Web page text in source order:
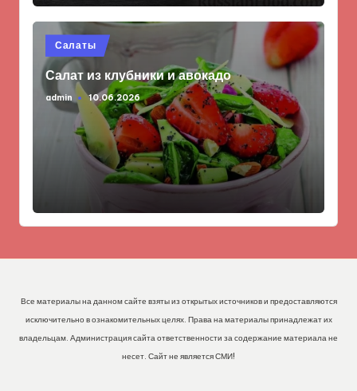
Опубликовано
в
Салаты
Салат из клубники и авокадо
Запись
admin 10.06.2026
Все материалы на данном сайте взяты из открытых источников и предоставляются
исключительно в ознакомительных целях. Права на материалы принадлежат их
владельцам. Администрация сайта ответственности за содержание материала не
несет. Сайт не является СМИ!